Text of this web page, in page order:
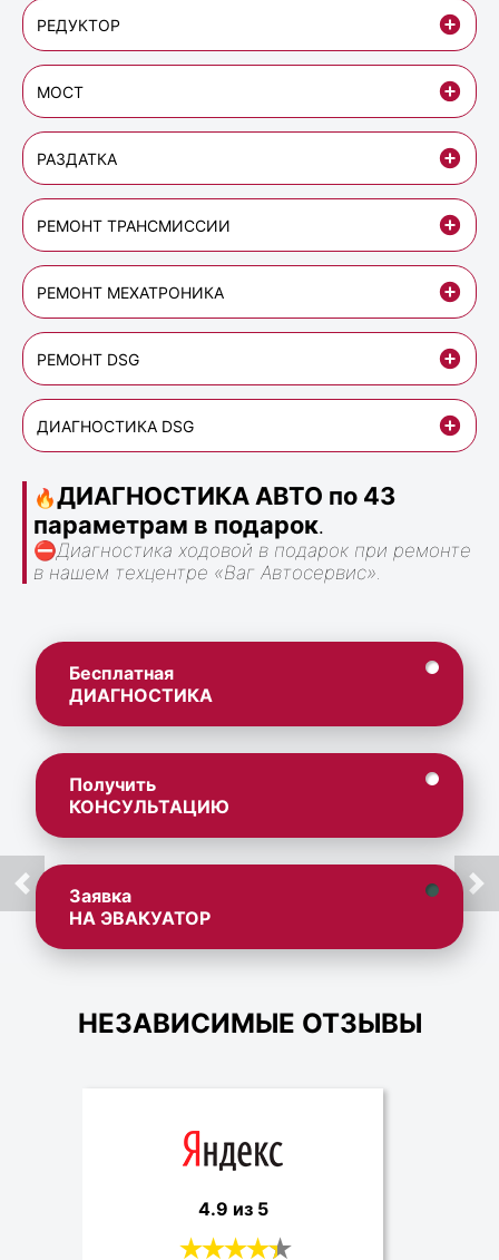
РЕДУКТОР
МОСТ
РАЗДАТКА
РЕМОНТ ТРАНСМИССИИ
РЕМОНТ МЕХАТРОНИКА
РЕМОНТ DSG
ДИАГНОСТИКА DSG
🔥ДИАГНОСТИКА АВТО по 43
параметрам в подарок.
⛔Диагностика ходовой в подарок при ремонте
в нашем техцентре «Ваг Автосервис».
Бесплатная
ДИАГНОСТИКА
Получить
КОНСУЛЬТАЦИЮ
Заявка
НА ЭВАКУАТОР
НЕЗАВИСИМЫЕ ОТЗЫВЫ
4.9 из 5